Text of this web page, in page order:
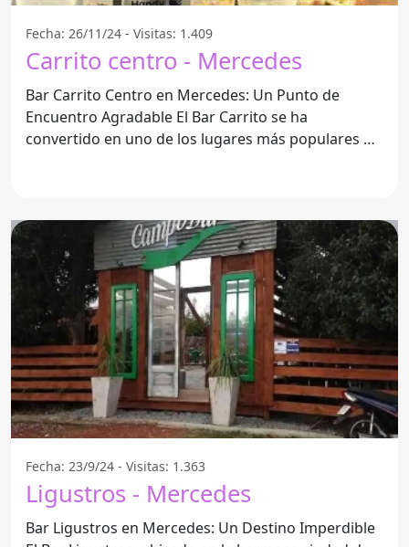
Fecha: 26/11/24 - Visitas: 1.409
Carrito centro - Mercedes
Bar Carrito Centro en Mercedes: Un Punto de
Encuentro Agradable El Bar Carrito se ha
convertido en uno de los lugares más populares de
Fecha: 23/9/24 - Visitas: 1.363
Ligustros - Mercedes
Bar Ligustros en Mercedes: Un Destino Imperdible